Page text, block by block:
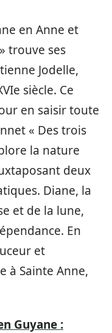
en Anne et
trouve ses
Jodelle,
siècle. Ce
en saisir toute
« Des trois
la nature
deux
Diane, la
et de la lune,
En
et
à Sainte Anne,
Guyane :